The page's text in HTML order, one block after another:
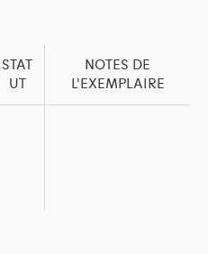
STAT
UT
NOTES DE
L'EXEMPLAIRE